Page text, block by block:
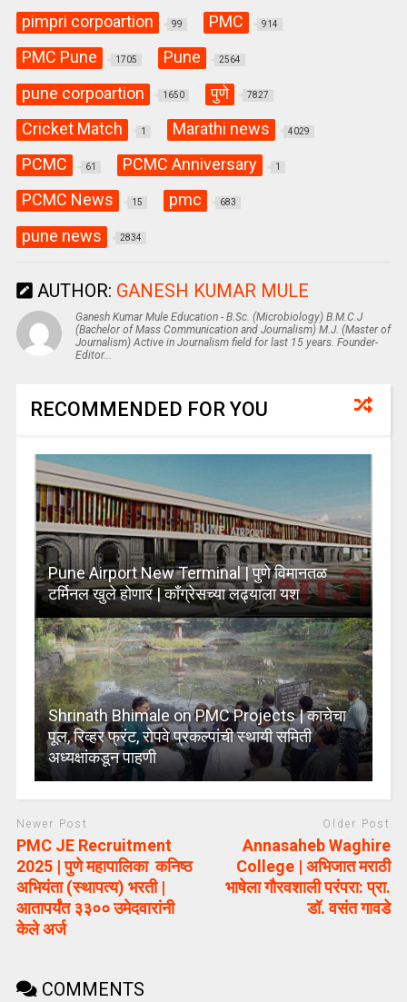
pimpri corpoartion 99 PMC 914
PMC Pune 1705 Pune 2564
pune corpoartion 1650 पुणे 7827
Cricket Match 1 Marathi news 4029
PCMC 61 PCMC Anniversary 1
PCMC News 15 pmc 683
pune news 2834
AUTHOR: GANESH KUMAR MULE
Ganesh Kumar Mule Education - B.Sc. (Microbiology) B.M.C.J
(Bachelor of Mass Communication and Journalism) M.J. (Master of
Journalism) Active in Journalism field for last 15 years. Founder-
Editor...
RECOMMENDED FOR YOU
Pune Airport New Terminal | पुणे विमानतळ
टर्मिनल खुले होणार | काँग्रेसच्या लढ्याला यश
Shrinath Bhimale on PMC Projects | काचेचा
पूल, रिव्हर फ्रंट, रोपवे प्रकल्पांची स्थायी समिती
अध्यक्षांकडून पाहणी
Newer Post
PMC JE Recruitment
2025 | पुणे महापालिका कनिष्ठ
अभियंता (स्थापत्य) भरती |
आतापर्यंत ३३०० उमेदवारांनी
केले अर्ज
Older Post
Annasaheb Waghire
College | अभिजात मराठी
भाषेला गौरवशाली परंपरा: प्रा.
डॉ. वसंत गावडे
COMMENTS